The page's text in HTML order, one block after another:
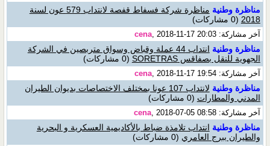
مناظرة وطنية
مناظرة شركة فسفاط قفصة لانتداب 579 عون لسنة
2018 (0 مشاركات)
آخر مشاركة: cena, 2018-11-17 20:03
مناظرة وطنية
انتداب 44 عملة وقباض وسواق متربصين في الشركة
الجهوية للنقل بصفاقس SORETRAS
(0 مشاركات)
آخر مشاركة: cena, 2018-11-17 19:54
مناظرة وطنية
لانتداب 107 عونا بمختلف الاختصاصات بديوان الطيران
المدني والمطارات (0 مشاركات)
آخر مشاركة: cena, 2018-07-05 08:58
مناظرة وطنية انتداب تلامذة ضباط بالأكاديمية العسكرية و البحرية
والطيران ببرج العامري (0 مشاركات)